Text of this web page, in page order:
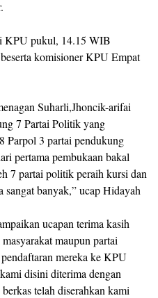
KPU pukul, 14.15 WIB
komisioner KPU Empat
Suharli,Jhoncik-arifai
7 Partai Politik yang
Parpol 3 partai pendukung
pertama pembukaan bakal
7 partai politik peraih kursi dan
banyak,” ucap Hidayah
ucapan terima kasih
maupun partai
mereka ke KPU
disini diterima dengan
telah diserahkan kami